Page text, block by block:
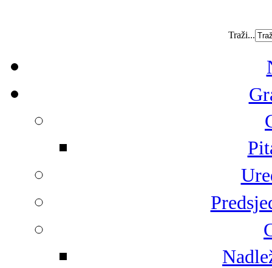
Traži...